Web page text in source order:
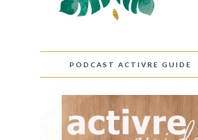
PODCAST ACTIVRE GUIDE